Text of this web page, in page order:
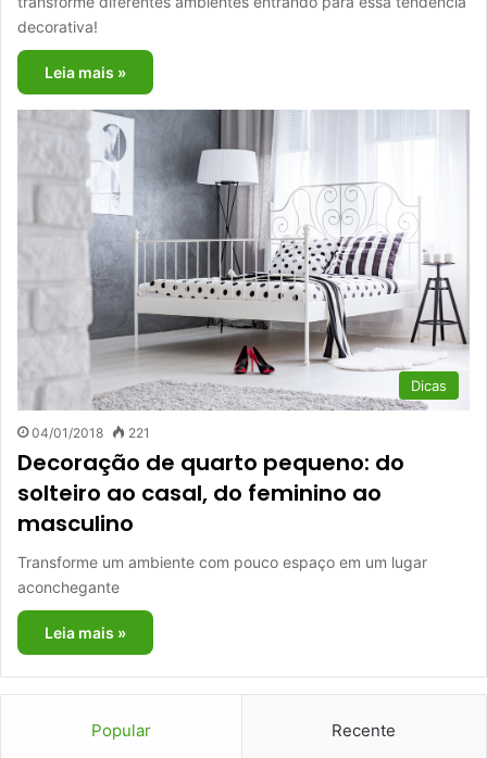
decorativa!
Leia mais »
Dicas
04/01/2018 221
Decoração de quarto pequeno: do
solteiro ao casal, do feminino ao
masculino
Transforme um ambiente com pouco espaço em um lugar
aconchegante
Leia mais »
Popular Recente